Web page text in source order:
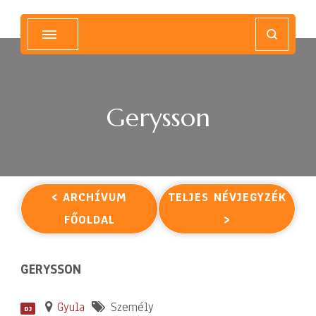
Gerysson
< ARCHÍVUM
FŐOLDAL
TELJES NÉVJEGYZÉK
>
GERYSSON
DJ Gyula Személy